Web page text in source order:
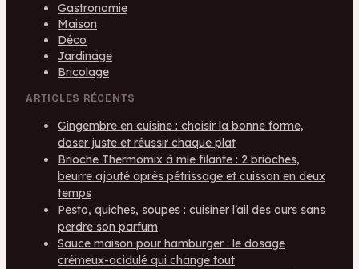
Gastronomie
Maison
Déco
Jardinage
Bricolage
ARTICLES RÉCENTS
Gingembre en cuisine : choisir la bonne forme,
doser juste et réussir chaque plat
Brioche Thermomix à mie filante : 2 brioches,
beurre ajouté après pétrissage et cuisson en deux
temps
Pesto, quiches, soupes : cuisiner l’ail des ours sans
perdre son parfum
Sauce maison pour hamburger : le dosage
crémeux-acidulé qui change tout